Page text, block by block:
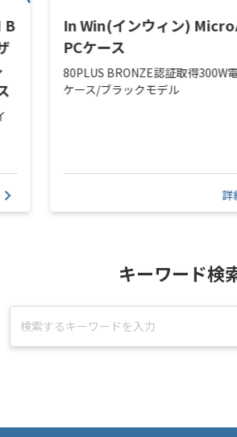
B
In Win(インウィン)
PCケース
80PLUS BRONZE認証取得300W
ケース/ブラックモデル
詳
キーワード検